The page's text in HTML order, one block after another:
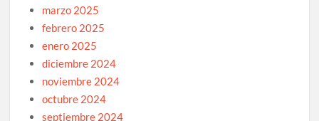
marzo 2025
febrero 2025
enero 2025
diciembre 2024
noviembre 2024
octubre 2024
septiembre 2024